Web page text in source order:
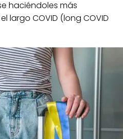
haciéndoles más
largo COVID (long COVID